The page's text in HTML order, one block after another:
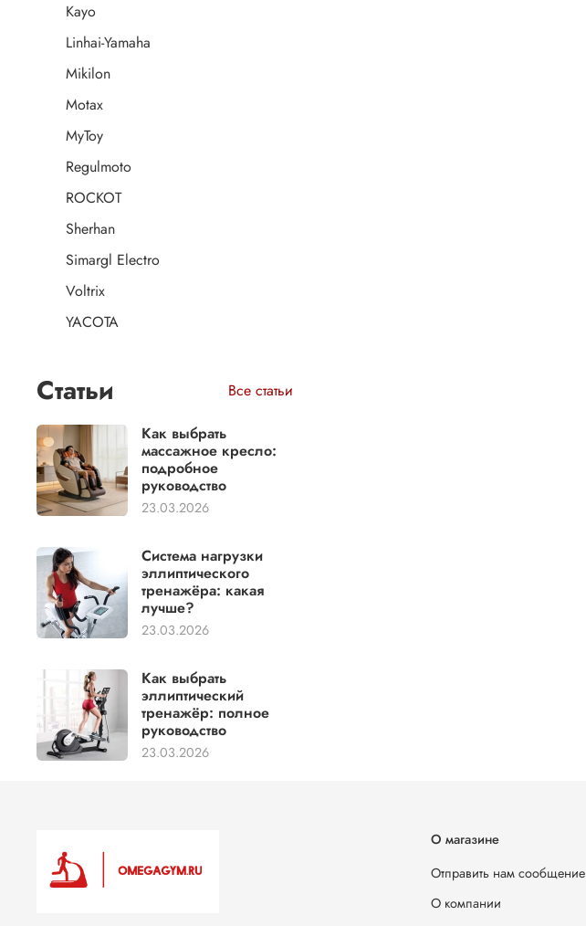
Kayo
Linhai-Yamaha
Mikilon
Motax
MyToy
Regulmoto
ROCKOT
Sherhan
Simargl Electro
Voltrix
YACOTA
Статьи Все статьи
Как выбрать
массажное кресло:
подробное
руководство
23.03.2026
Система нагрузки
эллиптического
тренажёра: какая
лучше?
23.03.2026
Как выбрать
эллиптический
тренажёр: полное
руководство
23.03.2026
О магазине
Отправить нам сообщение
О компании